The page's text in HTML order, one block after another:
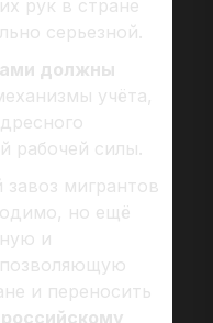
рук в стране
серьезной.
должны
учёта,
рабочей силы.
мигрантов
но ещё
и
и переносить